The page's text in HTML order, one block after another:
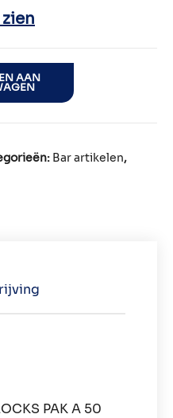
PAK A 50 STUKS
AAN
Bar artikelen,
PAK A 50